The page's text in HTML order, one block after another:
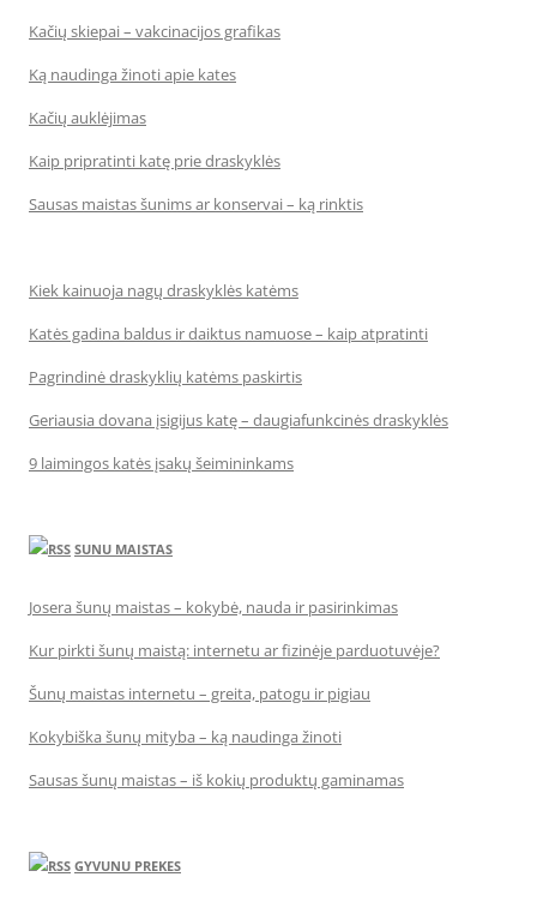
Kačių skiepai – vakcinacijos grafikas
Ką naudinga žinoti apie kates
Kačių auklėjimas
Kaip pripratinti katę prie draskyklės
Sausas maistas šunims ar konservai – ką rinktis
Kiek kainuoja nagų draskyklės katėms
Katės gadina baldus ir daiktus namuose – kaip atpratinti
Pagrindinė draskyklių katėms paskirtis
Geriausia dovana įsigijus katę – daugiafunkcinės draskyklės
9 laimingos katės įsakų šeimininkams
SUNU MAISTAS
Josera šunų maistas – kokybė, nauda ir pasirinkimas
Kur pirkti šunų maistą: internetu ar fizinėje parduotuvėje?
Šunų maistas internetu – greita, patogu ir pigiau
Kokybiška šunų mityba – ką naudinga žinoti
Sausas šunų maistas – iš kokių produktų gaminamas
GYVUNU PREKES